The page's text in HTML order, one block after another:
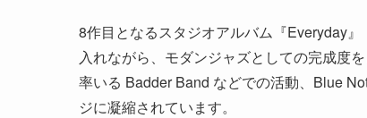
8作目となるスタジオアルバム『Everyday
入れながら、モダンジャズとしての完成度
率いる Badder Band などでの活動、Blue
ジに凝縮されています。